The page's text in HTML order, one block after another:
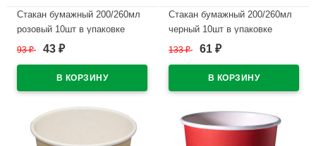
Стакан бумажный 200/260мл
розовый 10шт в упаковке
В наличии
93₽ 43 ₽
Стакан бумажный 200/260мл
черный 10шт в упаковке
В наличии
133₽ 61 ₽